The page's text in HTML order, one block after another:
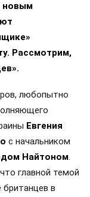
новым
Рассмотрим,
любопытно
Евгения
с начальником
Найтоном.
главной темой
в